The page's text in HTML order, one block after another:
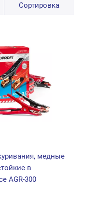
Сортировка
медные
в
AGR-300